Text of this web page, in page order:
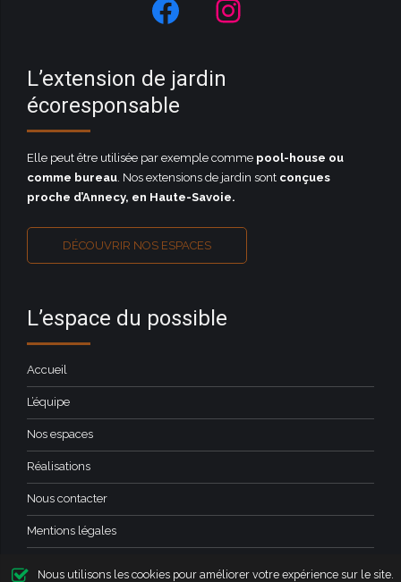
L’extension de jardin
écoresponsable
Elle peut être utilisée par exemple comme pool-house ou
comme bureau. Nos extensions de jardin sont conçues
proche d’Annecy, en Haute-Savoie.
DÉCOUVRIR NOS ESPACES
L’espace du possible
Accueil
L’équipe
Nos espaces
Réalisations
Nous contacter
Mentions légales
Nous utilisons les cookies pour améliorer votre expérience sur le site.